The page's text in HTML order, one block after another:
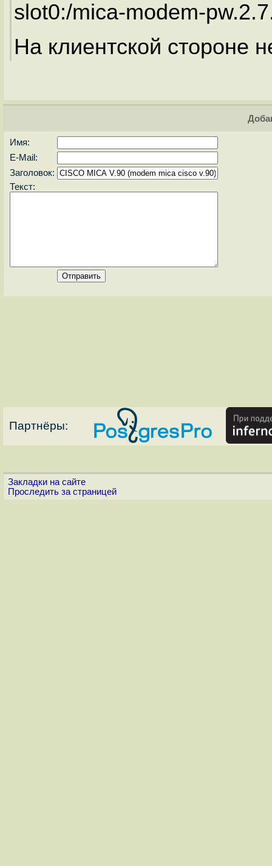
slot0:/mica-modem-
На клиентской стороне
Имя:
E-Mail:
Заголовок:
Текст:
Партнёры:
Закладки на сайте
Проследить за страницей